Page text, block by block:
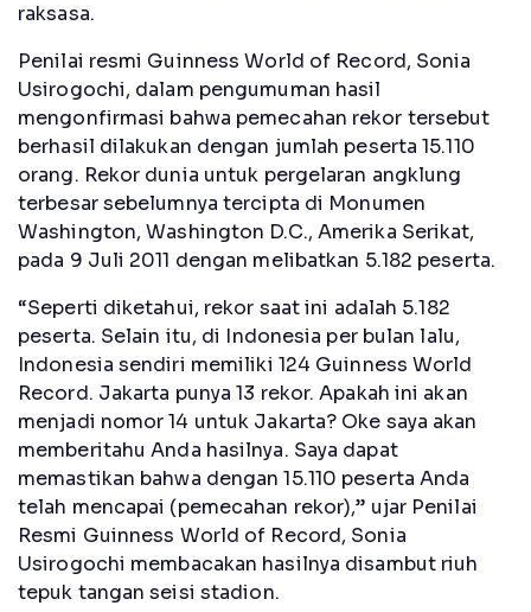
raksasa.
Penilai resmi Guinness World of Record, Sonia
Usirogochi, dalam pengumuman hasil
mengonfirmasi bahwa pemecahan rekor tersebut
berhasil dilakukan dengan jumlah peserta 15.110
orang. Rekor dunia untuk pergelaran angklung
terbesar sebelumnya tercipta di Monumen
Washington, Washington D.C., Amerika Serikat,
pada 9 Juli 2011 dengan melibatkan 5.182 peserta.
“Seperti diketahui, rekor saat ini adalah 5.182
peserta. Selain itu, di Indonesia per bulan lalu,
Indonesia sendiri memiliki 124 Guinness World
Record. Jakarta punya 13 rekor. Apakah ini akan
menjadi nomor 14 untuk Jakarta? Oke saya akan
memberitahu Anda hasilnya. Saya dapat
memastikan bahwa dengan 15.110 peserta Anda
telah mencapai (pemecahan rekor),” ujar Penilai
Resmi Guinness World of Record, Sonia
Usirogochi membacakan hasilnya disambut riuh
tepuk tangan seisi stadion.